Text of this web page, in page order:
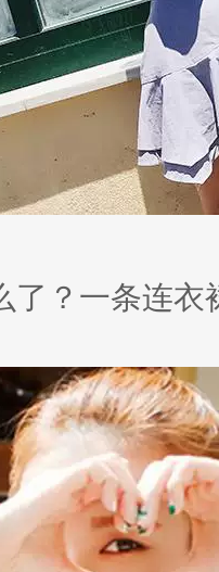
辰还闪亮！
是一两天的